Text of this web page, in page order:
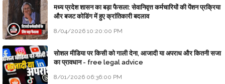
मध्य प्रदेश शासन का बड़ा फैसला: सेवानिवृत्त कर्मचारियों की पेंशन प्रक्रिया
और बजट कोडिंग में हुए क्रांतिकारी बदलाव
8/04/2026 10:20:00 PM
सोशल मीडिया पर किसी को गाली देना, आजादी या अपराध और कितनी सजा
का प्रावधान - free legal advice
8/01/2026 06:36:00 PM